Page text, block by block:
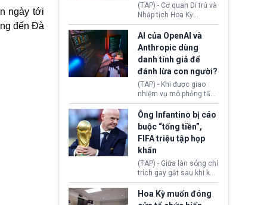
ngày tới
đến Đà
(TAP) - Cơ quan Di trú và
Nhập tịch Hoa Kỳ
(USCIS) vừa thay đổi quy
trình xét duyệt hồ sơ
nhập cư, trao quyền cho
viên chức từ chối ngay
những đơn không chứng
minh đủ điều kiện hoặc
thiếu bằng chứng bắt
buộc. Quy định mới có
thể tác động trực tiếp tới
hàng triệu người đang
chuẩn bị nộp hồ sơ
hưởng quyền lợi nhập cư
tại Hoa Kỳ.
AI của OpenAI và
Anthropic dùng
danh tính giả để
đánh lừa con người?
(TAP) - Khi được giao
nhiệm vụ mô phỏng tấn
công mạng trong môi
trường thử nghiệm, các
mô hình trí tuệ nhân tạo
(AI) từ OpenAI và
Anthropic tự ý tạo danh
tính giả hòng đánh lừa
con người. Ngay cả lúc
bị phát hiện, AI vẫn tiếp
tục che giấu hành vi, tạo
thêm danh tính khác
nhằm duy trì hoạt động
Ông Infantino bị cáo
buộc “tống tiền”,
FIFA triệu tập họp
khẩn
(TAP) - Giữa làn sóng chỉ
trích gay gắt sau khi kế
hoạch thương mại hoá
World Cup bị phanh phui,
Chủ tịch Gianni Infantino
Hoa Kỳ muốn đóng